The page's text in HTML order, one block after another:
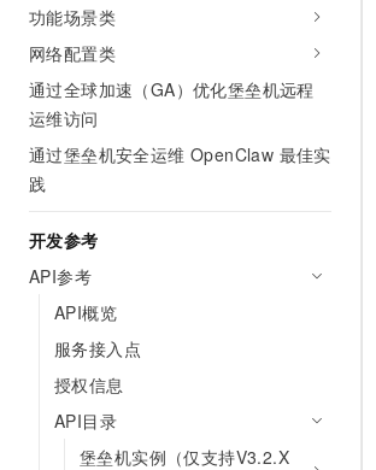
功能场景类
网络配置类
通过全球加速（GA）优化堡垒机远程
运维访问
通过堡垒机安全运维 OpenClaw 最佳实
践
开发参考
API参考
API概览
服务接入点
授权信息
API目录
堡垒机实例（仅支持V3.2.X
终端用户计算
Serverless
迁移与运维管理
专有云